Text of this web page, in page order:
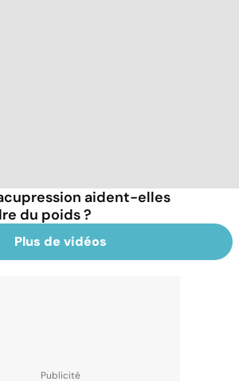
aident-elles
du poids ?
Plus de vidéos